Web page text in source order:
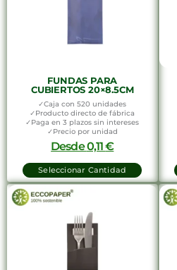
FUNDAS PARA
CUBIERTOS 20×8.5CM
✓Caja con 520 unidades
✓Producto directo de fábrica
✓Paga en 3 plazos sin intereses
✓Precio por unidad
Desde0,11€
Seleccionar Cantidad